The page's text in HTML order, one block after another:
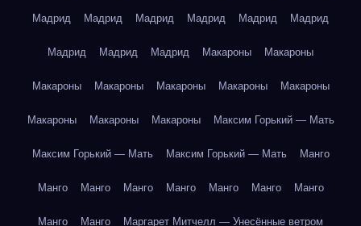
Мадрид Мадрид Мадрид Мадрид Мадрид Мадрид
Мадрид Мадрид Мадрид Макароны Макароны
Макароны Макароны Макароны Макароны Макароны
Макароны Макароны Макароны Максим Горький — Мать
Максим Горький — Мать Максим Горький — Мать Манго
Манго Манго Манго Манго Манго Манго Манго
Манго Манго Маргарет Митчелл — Унесённые ветром